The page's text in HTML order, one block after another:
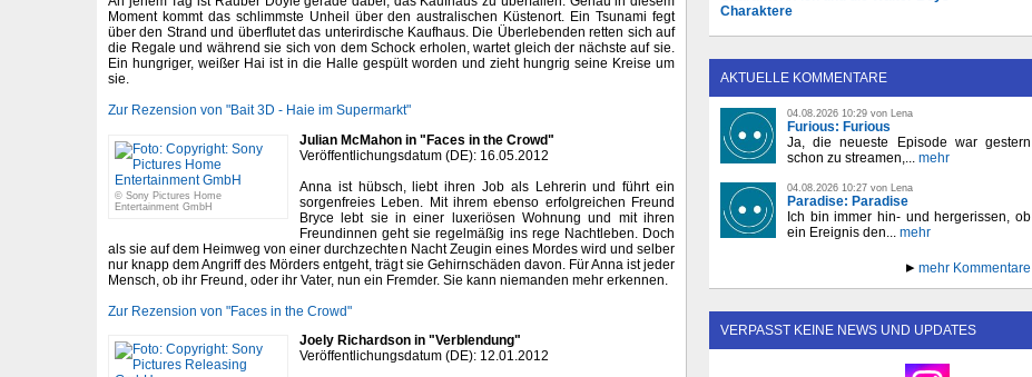
Moment kommt das schlimmste Unheil über den australischen Küstenort. Ein Tsunami fegt
über den Strand und überflutet das unterirdische Kaufhaus. Die Überlebenden retten sich auf
die Regale und während sie sich von dem Schock erholen, wartet gleich der nächste auf sie.
Ein hungriger, weißer Hai ist in die Halle gespült worden und zieht hungrig seine Kreise um
sie.
Zur Rezension von "Bait 3D - Haie im Supermarkt"
© Sony Pictures Home
Entertainment GmbH
Julian McMahon in "Faces in the Crowd"
Veröffentlichungsdatum (DE): 16.05.2012
Anna ist hübsch, liebt ihren Job als Lehrerin und führt ein
sorgenfreies Leben. Mit ihrem ebenso erfolgreichen Freund
Bryce lebt sie in einer luxeriösen Wohnung und mit ihren
Freundinnen geht sie regelmäßig ins rege Nachtleben. Doch
als sie auf dem Heimweg von einer durchzechten Nacht Zeugin eines Mordes wird und selber
nur knapp dem Angriff des Mörders entgeht, trägt sie Gehirnschäden davon. Für Anna ist jeder
Mensch, ob ihr Freund, oder ihr Vater, nun ein Fremder. Sie kann niemanden mehr erkennen.
Zur Rezension von "Faces in the Crowd"
Joely Richardson in "Verblendung"
Veröffentlichungsdatum (DE): 12.01.2012
Charaktere
AKTUELLE KOMMENTARE
04.08.2026 10:29 von Lena
Furious: Furious
Ja, die neueste Episode war gestern
schon zu streamen,... mehr
04.08.2026 10:27 von Lena
Paradise: Paradise
Ich bin immer hin- und hergerissen, ob
ein Ereignis den... mehr
mehr Kommentare
VERPASST KEINE NEWS UND UPDATES